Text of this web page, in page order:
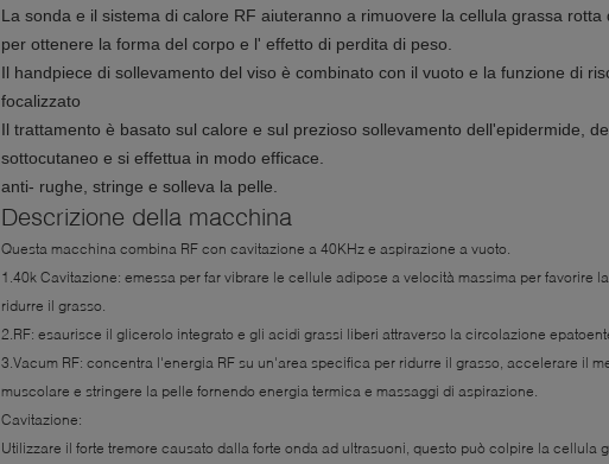
La sonda e il sistema di calore RF aiuteranno a rimuovere la cellula grassa rotta
per ottenere la forma del corpo e l' effetto di perdita di peso.
Il handpiece di sollevamento del viso è combinato con il vuoto e la funzione di
focalizzato
Il trattamento è basato sul calore e sul prezioso sollevamento dell'epidermide,
sottocutaneo e si effettua in modo efficace.
anti- rughe, stringe e solleva la pelle.
Descrizione della macchina
Questa macchina combina RF con cavitazione a 40KHz e aspirazione a vuoto.
1.40k Cavitazione: emessa per far vibrare le cellule adipose a velocità massima per favorire
ridurre il grasso.
2.RF: esaurisce il glicerolo integrato e gli acidi grassi liberi attraverso la circolazione
3.Vacum RF: concentra l'energia RF su un'area specifica per ridurre il grasso, accelerare il
muscolare e stringere la pelle fornendo energia termica e massaggi di aspirazione.
Cavitazione:
Utilizzare il forte tremore causato dalla forte onda ad ultrasuoni, questo può colpire la cellula